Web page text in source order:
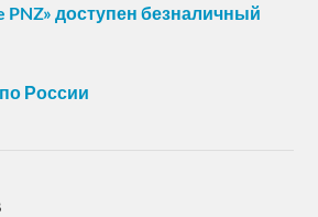
PNZ» доступен безналичный
России